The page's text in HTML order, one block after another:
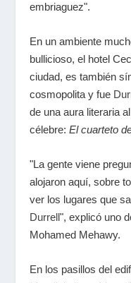
embriaguez".
En un ambiente
bullicioso, el hotel
ciudad, es también
cosmopolita y fue
de una aura literaria
célebre:El cuarteto
"La gente viene
alojaron aquí, sobre
ver los lugares que
Durrell", explicó uno
Mohamed Mehawy.
En los pasillos del